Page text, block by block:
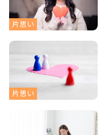
片思い
片思い